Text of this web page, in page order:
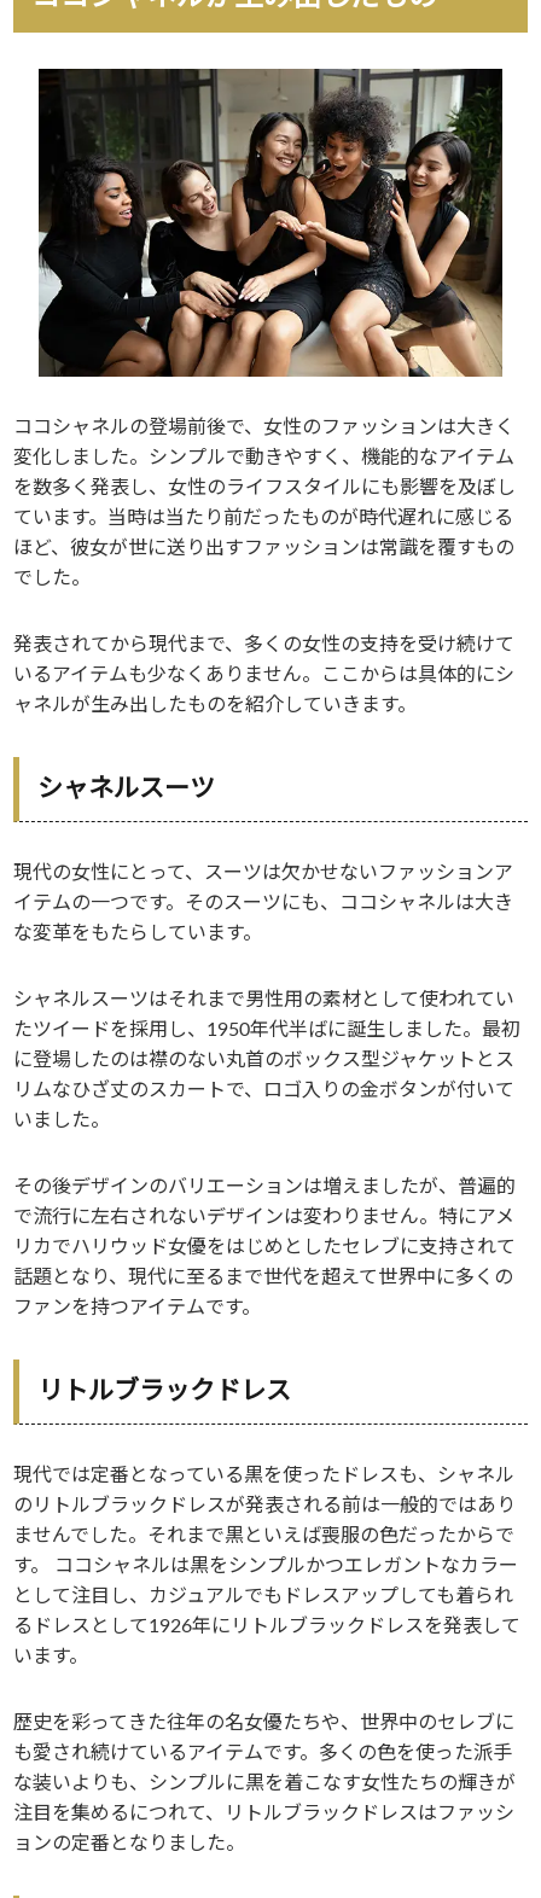
ココシャネルの登場前後で、女性のファッションは大きく
変化しました。シンプルで動きやすく、機能的なアイテム
を数多く発表し、女性のライフスタイルにも影響を及ぼし
ています。当時は当たり前だったものが時代遅れに感じる
ほど、彼女が世に送り出すファッションは常識を覆すもの
でした。
発表されてから現代まで、多くの女性の支持を受け続けて
いるアイテムも少なくありません。ここからは具体的にシ
ャネルが生み出したものを紹介していきます。
シャネルスーツ
現代の女性にとって、スーツは欠かせないファッションア
イテムの一つです。そのスーツにも、ココシャネルは大き
な変革をもたらしています。
シャネルスーツはそれまで男性用の素材として使われてい
たツイードを採用し、1950年代半ばに誕生しました。最初
に登場したのは襟のない丸首のボックス型ジャケットとス
リムなひざ丈のスカートで、ロゴ入りの金ボタンが付いて
いました。
その後デザインのバリエーションは増えましたが、普遍的
で流行に左右されないデザインは変わりません。特にアメ
リカでハリウッド女優をはじめとしたセレブに支持されて
話題となり、現代に至るまで世代を超えて世界中に多くの
ファンを持つアイテムです。
リトルブラックドレス
現代では定番となっている黒を使ったドレスも、シャネル
のリトルブラックドレスが発表される前は一般的ではあり
ませんでした。それまで黒といえば喪服の色だったからで
す。 ココシャネルは黒をシンプルかつエレガントなカラー
として注目し、カジュアルでもドレスアップしても着られ
るドレスとして1926年にリトルブラックドレスを発表して
います。
歴史を彩ってきた往年の名女優たちや、世界中のセレブに
も愛され続けているアイテムです。多くの色を使った派手
な装いよりも、シンプルに黒を着こなす女性たちの輝きが
注目を集めるにつれて、リトルブラックドレスはファッシ
ョンの定番となりました。